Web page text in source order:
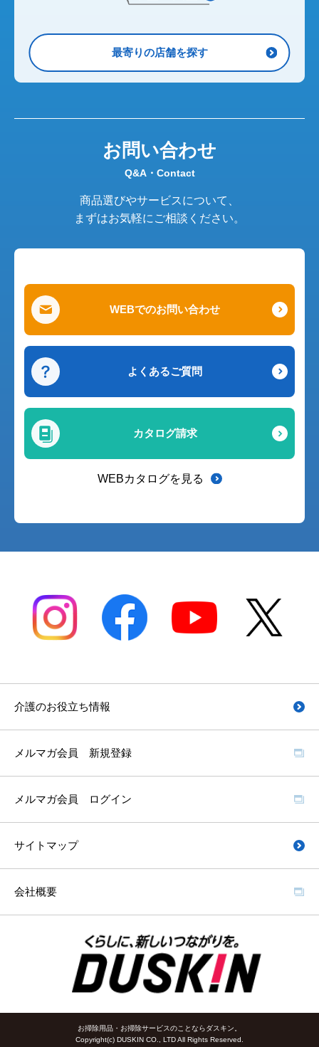
最寄りの店舗を探す
お問い合わせ
Q&A・Contact
商品選びやサービスについて、
まずはお気軽にご相談ください。
WEBでのお問い合わせ
よくあるご質問
カタログ請求
WEBカタログを見る
介護のお役立ち情報
メルマガ会員 新規登録
メルマガ会員 ログイン
サイトマップ
会社概要
お掃除用品・お掃除サービスのことならダスキン。
Copyright(c) DUSKIN CO., LTD All Rights Reserved.